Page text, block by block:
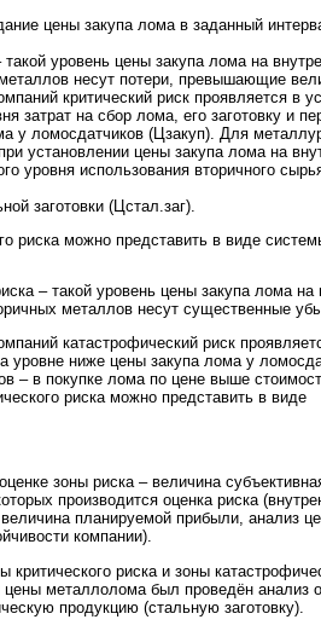
цены закупа лома в заданный
такой уровень цены закупа лома на
несут потери, превышающие
критический риск проявляется в
затрат на сбор лома, его заготовку и
у ломосдатчиков (Цзакуп). Для
установлении цены закупа лома на
уровня использования вторичного
заготовки (Цстал.заг).
риска можно представить в виде
– такой уровень цены закупа лома
металлов несут существенные
катастрофический риск
уровне ниже цены закупа лома у
– в покупке лома по цене выше
риска можно представить в виде
зоны риска – величина
производится оценка риска
планируемой прибыли, анализ
компании).
критического риска и зоны
цены металлолома был проведён
продукцию (стальную заготовку).